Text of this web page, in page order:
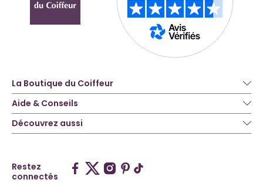
La Boutique du Coiffeur
Aide & Conseils
Découvrez aussi
Restez
connectés